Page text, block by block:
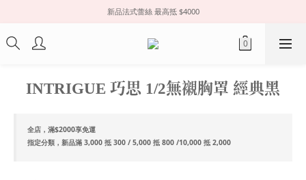
新品法式蕾絲 最高抵 $4000
INTRIGUE 巧思 1/2無襯胸罩 經典黑
全店，滿$2000享免運
指定分類，新品滿 3,000 抵 300 / 5,000 抵 800 /10,000 抵 2,000